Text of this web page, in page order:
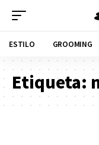
ESTILO GROOMING
Etiqueta: